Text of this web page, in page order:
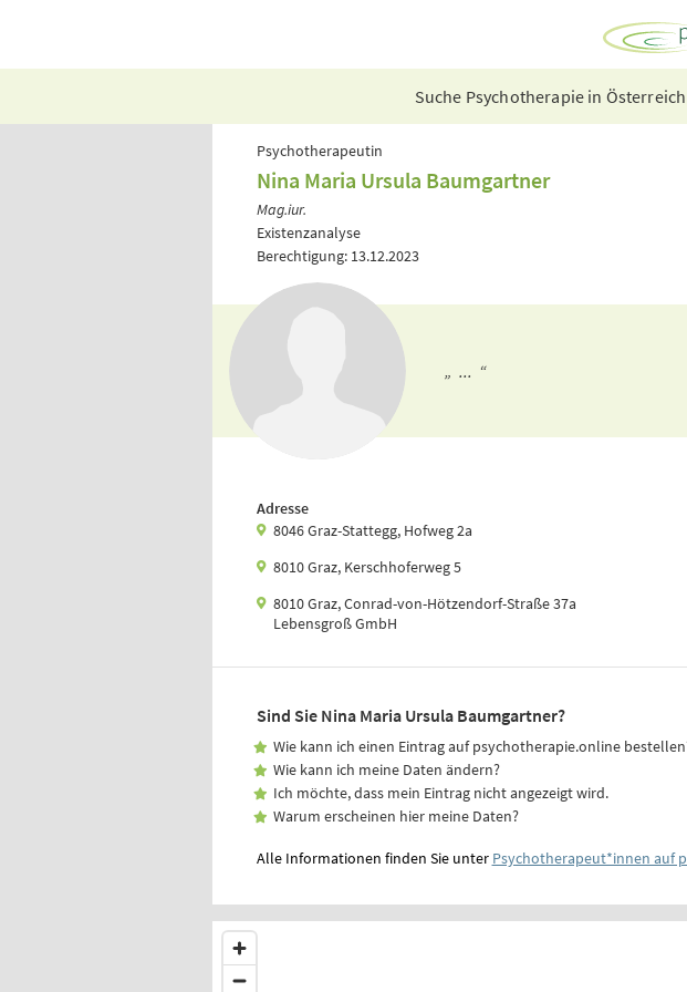
Suche Psychotherapie in Österreich
Psychotherapeutin
Nina Maria Ursula Baumgartner
Mag.iur.
Existenzanalyse
Berechtigung: 13.12.2023
„ ... “
Adresse
8046 Graz-Stattegg, Hofweg 2a
8010 Graz, Kerschhoferweg 5
8010 Graz, Conrad-von-Hötzendorf-Straße 37a
Lebensgroß GmbH
Sind Sie Nina Maria Ursula Baumgartner?
Wie kann ich einen Eintrag auf psychotherapie.online
Wie kann ich meine Daten ändern?
Ich möchte, dass mein Eintrag nicht angezeigt wird.
Warum erscheinen hier meine Daten?
Alle Informationen finden Sie unter Psychotherapeut*innen auf